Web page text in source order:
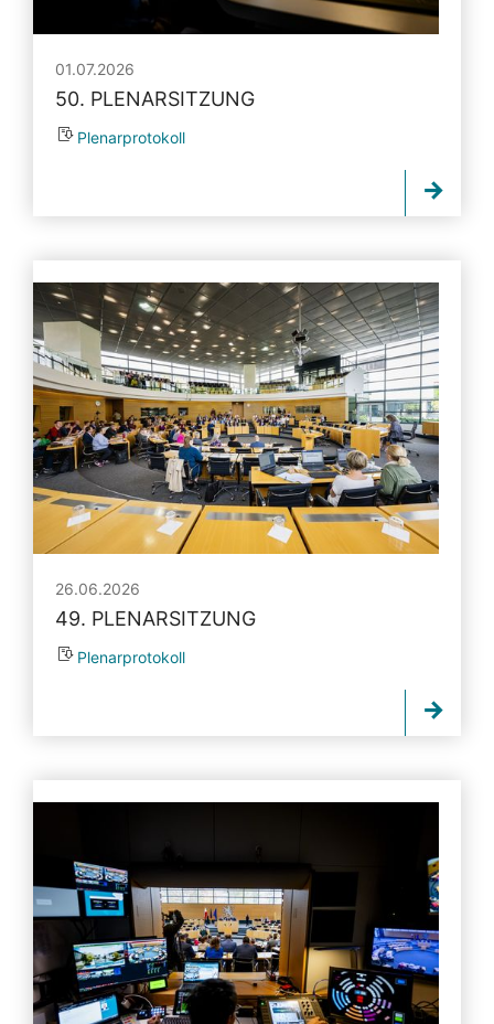
01.07.2026
50. PLENARSITZUNG
Plenarprotokoll
26.06.2026
49. PLENARSITZUNG
Plenarprotokoll